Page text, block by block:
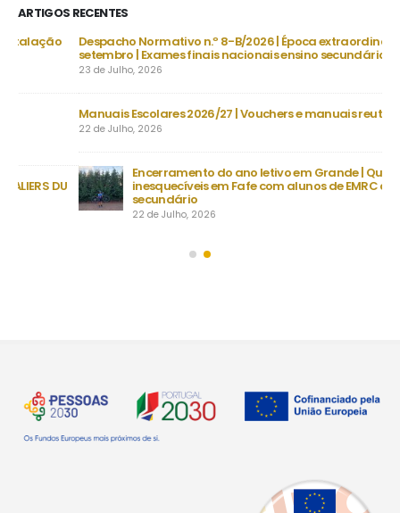
ARTIGOS RECENTES
Despacho Normativo n.º 8-B/2026 | Época extraordinária –
setembro | Exames finais nacionais ensino secundário
23 de Julho, 2026
Manuais Escolares 2026/27 | Vouchers e manuais reutilizáveis
22 de Julho, 2026
Encerramento do ano letivo em Grande | Quatro dias
inesquecíveis em Fafe com alunos de EMRC do ensino
secundário
22 de Julho, 2026